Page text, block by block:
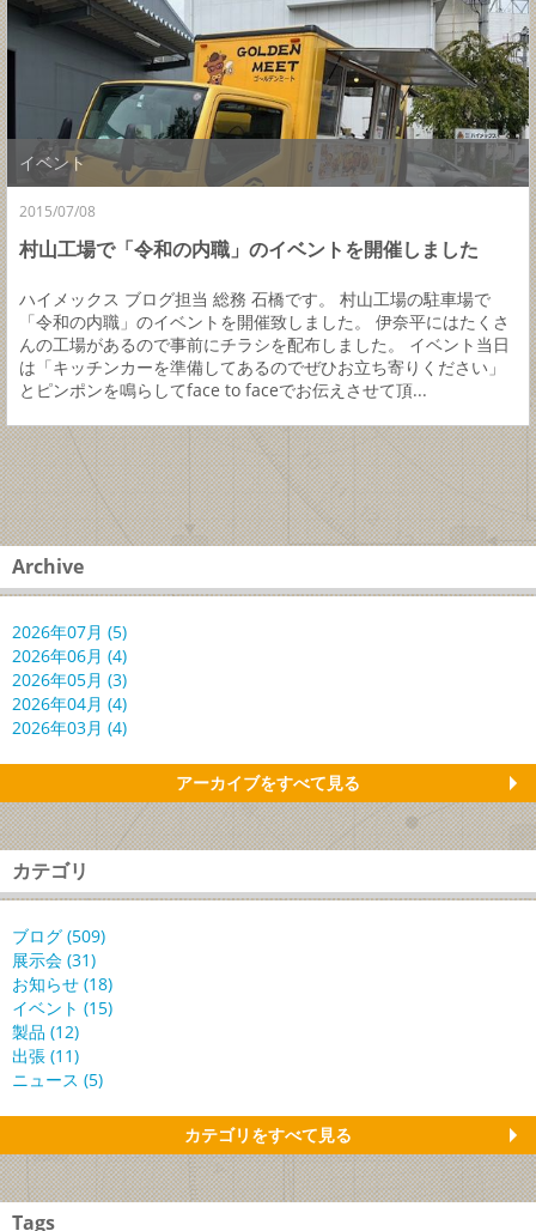
イベント
2015/07/08
村山工場で「令和の内職」のイベントを開催しました
ハイメックス ブログ担当 総務 石橋です。 村山工場の駐車場で
「令和の内職」のイベントを開催致しました。 伊奈平にはたくさ
んの工場があるので事前にチラシを配布しました。 イベント当日
は「キッチンカーを準備してあるのでぜひお立ち寄りください」
とピンポンを鳴らしてface to faceでお伝えさせて頂...
Archive
2026年07月 (5)
2026年06月 (4)
2026年05月 (3)
2026年04月 (4)
2026年03月 (4)
アーカイブをすべて見る
カテゴリ
ブログ (509)
展示会 (31)
お知らせ (18)
イベント (15)
製品 (12)
出張 (11)
ニュース (5)
カテゴリをすべて見る
Tags